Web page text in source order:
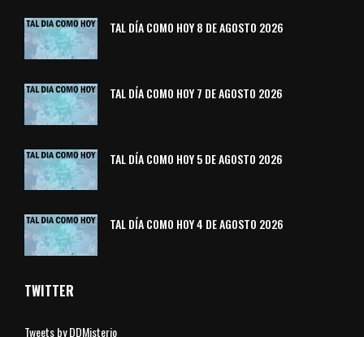
TAL DÍA COMO HOY 8 DE AGOSTO 2026
TAL DÍA COMO HOY 7 DE AGOSTO 2026
TAL DÍA COMO HOY 5 DE AGOSTO 2026
TAL DÍA COMO HOY 4 DE AGOSTO 2026
TWITTER
Tweets by DDMisterio